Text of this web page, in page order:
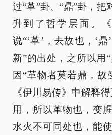
过“革”卦、“鼎”卦，
升到了哲学层面。
说“‘革’，去故也，‘
新”的出处，之所以用“
因“革物者莫若鼎，
《伊川易传》中解释
用，所以革物也，变
水火不可同处也，能